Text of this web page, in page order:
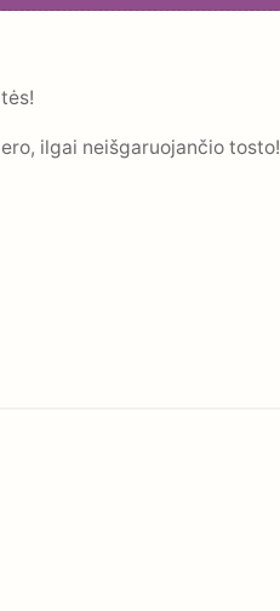
ilgai neišgaruojančio tosto!